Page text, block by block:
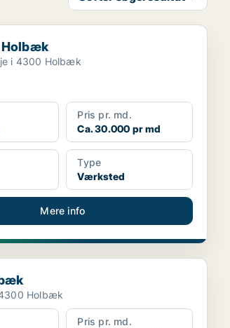
i 4300 Holbæk
Pris pr. md.
Ca. 30.000 pr md
Type
Værksted
Mere info
Holbæk
Pris pr. md.